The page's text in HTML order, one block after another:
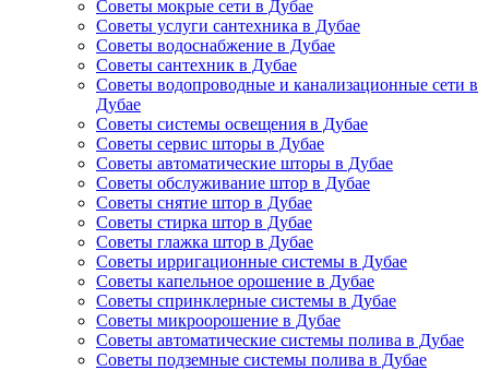
Советы мокрые сети в Дубае
Советы услуги сантехника в Дубае
Советы водоснабжение в Дубае
Советы сантехник в Дубае
Советы водопроводные и канализационные сети в
Дубае
Советы системы освещения в Дубае
Советы сервис шторы в Дубае
Советы автоматические шторы в Дубае
Советы обслуживание штор в Дубае
Советы снятие штор в Дубае
Советы стирка штор в Дубае
Советы глажка штор в Дубае
Советы ирригационные системы в Дубае
Советы капельное орошение в Дубае
Советы спринклерные системы в Дубае
Советы микроорошение в Дубае
Советы автоматические системы полива в Дубае
Советы подземные системы полива в Дубае